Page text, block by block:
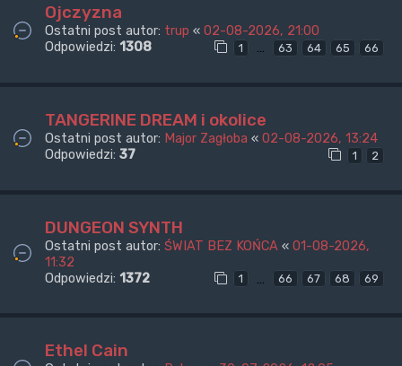
Ojczyzna
Ostatni post autor: trup « 02-08-2026, 21:00
Odpowiedzi: 1308 1 … 63 64 65 66
TANGERINE DREAM i okolice
Ostatni post autor: Major Zagłoba « 02-08-2026, 13:24
Odpowiedzi: 37 1 2
DUNGEON SYNTH
Ostatni post autor: ŚWIAT BEZ KOŃCA « 01-08-2026,
11:32
Odpowiedzi: 1372 1 … 66 67 68 69
Ethel Cain